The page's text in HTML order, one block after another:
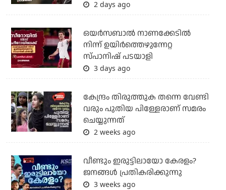
2 days ago
ഒയര്‍സബാൽ നാണക്കേടിൽ
നിന്ന് ഉയിർത്തെഴുന്നേറ്റ
സ്പാനിഷ് പടയാളി
3 days ago
കേന്ദ്രം തിരുത്തുക തന്നെ വേണ്ടി
വരും പുതിയ പിള്ളേരാണ് സമരം
ചെയ്യുന്നത്
2 weeks ago
വീണ്ടും ഇരുട്ടിലായോ കേരളം?
ജനങ്ങൾ പ്രതികരിക്കുന്നു
3 weeks ago